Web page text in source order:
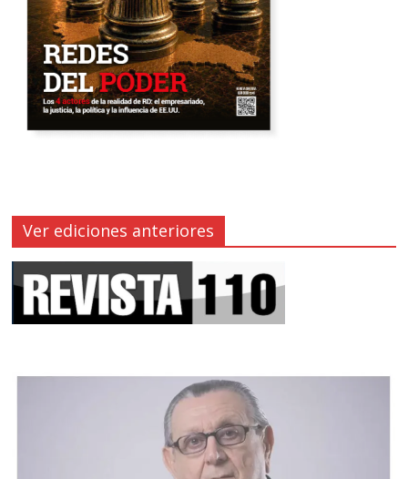
Ver ediciones anteriores